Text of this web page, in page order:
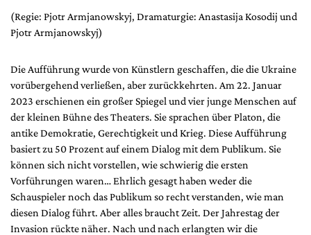
(Regie: Pjotr ​​​​Armjanowskyj, Dramaturgie: Anastasija Kosodij und
Pjotr Armjanowskyj)
Die Aufführung wurde von Künstlern geschaffen, die die Ukraine
vorübergehend verließen, aber zurückkehrten. Am 22. Januar
2023 erschienen ein großer Spiegel und vier junge Menschen auf
der kleinen Bühne des Theaters. Sie sprachen über Platon, die
antike Demokratie, Gerechtigkeit und Krieg. Diese Aufführung
basiert zu 50 Prozent auf einem Dialog mit dem Publikum. Sie
können sich nicht vorstellen, wie schwierig die ersten
Vorführungen waren… Ehrlich gesagt haben weder die
Schauspieler noch das Publikum so recht verstanden, wie man
diesen Dialog führt. Aber alles braucht Zeit. Der Jahrestag der
Invasion rückte näher. Nach und nach erlangten wir die